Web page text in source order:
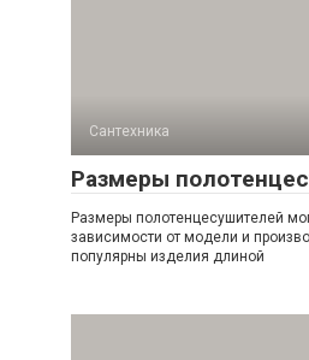
Сантехника
Размеры
Размеры полотенцесушителей
зависимости от модели и
популярны изделия длиной